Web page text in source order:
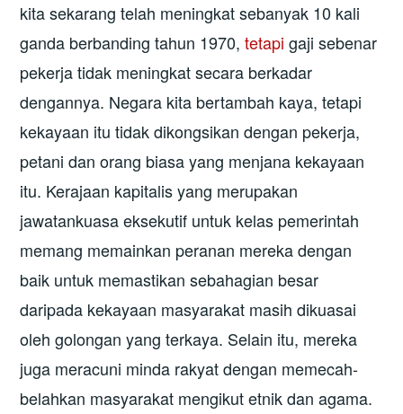
kita sekarang telah meningkat sebanyak 10 kali
ganda berbanding tahun 1970,tetapi gaji sebenar
pekerja tidak meningkat secara berkadar
dengannya. Negara kita bertambah kaya, tetapi
kekayaan itu tidak dikongsikan dengan pekerja,
petani dan orang biasa yang menjana kekayaan
itu. Kerajaan kapitalis yang merupakan
jawatankuasa eksekutif untuk kelas pemerintah
memang memainkan peranan mereka dengan
baik untuk memastikan sebahagian besar
daripada kekayaan masyarakat masih dikuasai
oleh golongan yang terkaya. Selain itu, mereka
juga meracuni minda rakyat dengan memecah-
belahkan masyarakat mengikut etnik dan agama.